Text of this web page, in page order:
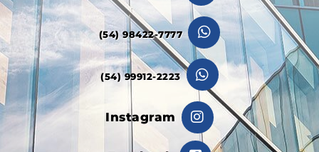
(54) 98422-7777
(54) 99912-2223
Instagram